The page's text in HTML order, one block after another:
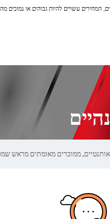
המחירים עשויים להיות גבוהים או נמוכים